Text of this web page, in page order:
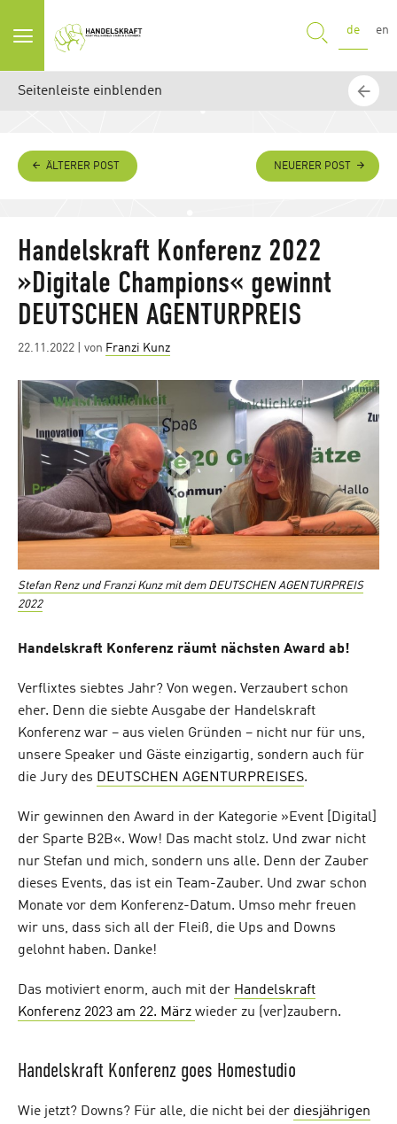
SUCHEde en
ÄLTERER POST NEUERER POST
Handelskraft Konferenz 2022
»Digitale Champions« gewinnt
DEUTSCHEN AGENTURPREIS
Posted
22.11.2022 | von Franzi Kunz
Stefan Renz und Franzi Kunz mit dem DEUTSCHEN AGENTURPREIS
2022
Handelskraft Konferenz räumt nächsten Award ab!
Verflixtes siebtes Jahr? Von wegen. Verzaubert schon
eher. Denn die siebte Ausgabe der Handelskraft
Konferenz war – aus vielen Gründen – nicht nur für uns,
unsere Speaker und Gäste einzigartig, sondern auch für
die Jury des DEUTSCHEN AGENTURPREISES.
Wir gewinnen den Award in der Kategorie »Event [Digital]
der Sparte B2B«. Wow! Das macht stolz. Und zwar nicht
nur Stefan und mich, sondern uns alle. Denn der Zauber
dieses Events, das ist ein Team-Zauber. Und zwar schon
Monate vor dem Konferenz-Datum. Umso mehr freuen
wir uns, dass sich all der Fleiß, die Ups and Downs
gelohnt haben. Danke!
Das motiviert enorm, auch mit der Handelskraft
Konferenz 2023 am 22. März wieder zu (ver)zaubern.
Handelskraft Konferenz goes Homestudio
Wie jetzt? Downs? Für alle, die nicht bei der diesjährigen
Seitenleiste einblenden